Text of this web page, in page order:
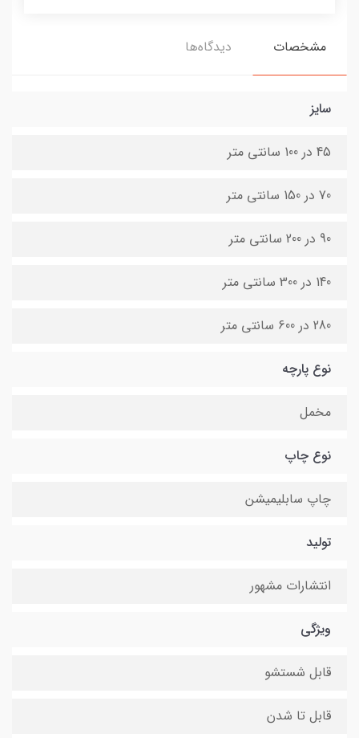
مشخصات دیدگاه‌ها
سایز
45 در 100 سانتی متر
70 در 150 سانتی متر
90 در 200 سانتی متر
140 در 300 سانتی متر
280 در 600 سانتی متر
نوع پارچه
مخمل
نوع چاپ
چاپ سابلیمیشن
تولید
انتشارات مشهور
ویژگی
قابل شستشو
قابل تا شدن